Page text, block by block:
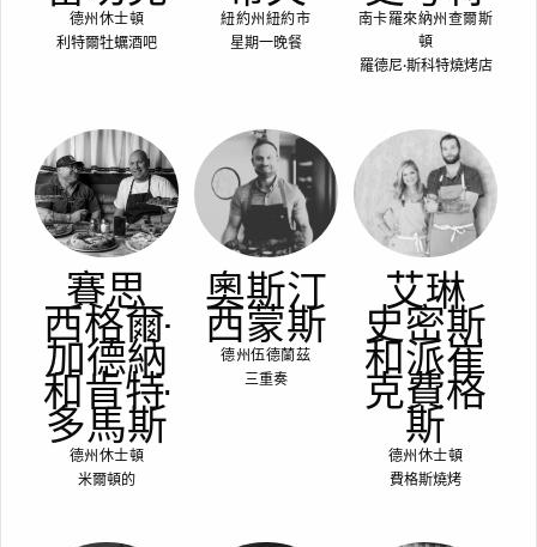
德州休士頓
利特爾牡蠣酒吧
紐約州紐約市
星期一晚餐
南卡羅來納州查爾斯
頓
羅德尼·斯科特燒烤店
賽思
西格爾-
加德納
和肯特·
多馬斯
德州休士頓
米爾頓的
奧斯汀
西蒙斯
德州伍德蘭茲
三重奏
艾琳
史密斯
和派崔
克費格
斯
德州休士頓
費格斯燒烤